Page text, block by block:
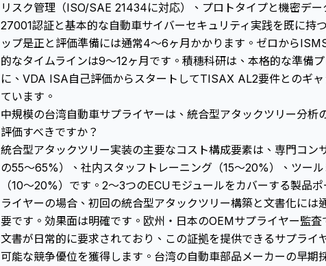
リスク管理（ISO/SAE 21434に対応）、プロトタイプと機密デ
27001認証と基本的な自動車サイバーセキュリティ実践を既に持
ップ是正と評価準備には通常4〜6ヶ月かかります。ゼロから
的なタイムラインは9〜12ヶ月です。積穗科研は、本格的な準備
に、VDA ISA自己評価からスタートしてTISAX AL2要件とのギ
ています。
中規模の台湾自動車サプライヤーは、統合型アタックツリー分析
評価すべきですか？
統合型アタックツリー実装の主要なコスト構成要素は、専門コン
の55〜65%）、社内スタッフトレーニング（15〜20%）、ツー
（10〜20%）です。2〜3つのECUモジュールをカバーする製品
ライヤーの場合、初回の統合型アタックツリー構築と文書化には
要です。効果面は明確です。欧州・日本のOEMサプライヤー監
文書が日常的に要求されており、この証拠を提供できるサプライ
可能な競争優位を獲得します。台湾の自動車部品メーカーの早期